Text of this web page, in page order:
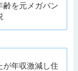
齢を元メガバン
が年収激減し住